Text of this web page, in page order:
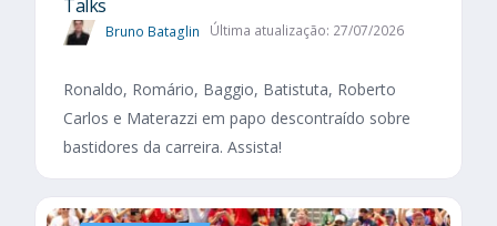
Talks
Bruno Bataglin Última atualização: 27/07/2026
Ronaldo, Romário, Baggio, Batistuta, Roberto
Carlos e Materazzi em papo descontraído sobre
bastidores da carreira. Assista!